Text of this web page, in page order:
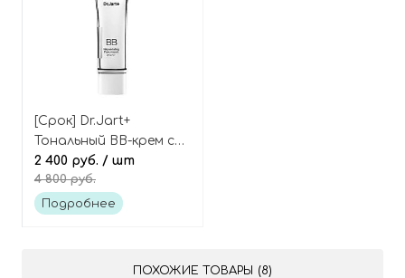
[Срок] Dr.Jart+
Тональный BB-крем с
эффектом лифтинга
BB beauty balm
rejuvenating silver
2 400 руб. / шт
4 800 руб.
Подробнее
ПОХОЖИЕ ТОВАРЫ (8)